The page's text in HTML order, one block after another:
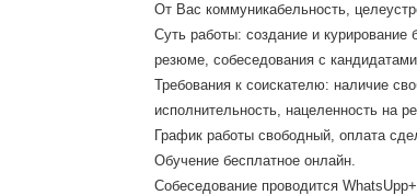
От Вас коммуникабельность,
Суть работы: создание и курирование
резюме, собеседования с
Требования к соискателю: наличие
исполнительность, нацеленность на
График работы свободный, оплата
Обучение бесплатное онлайн.
Собеседование проводится